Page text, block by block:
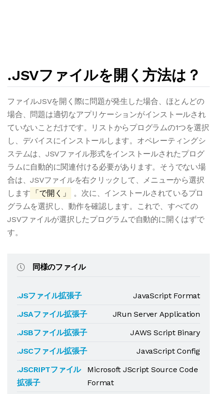
.JSVファイルを開く方法は？
ファイルJSVを開く際に問題が発生した場合、ほとんどの
場合、問題は適切なアプリケーションがインストールされ
ていないことだけです。リストからプログラムの1つを選択
し、デバイスにインストールします。オペレーティングシ
ステムは、JSVファイル形式をインストールされたプログ
ラムに自動的に関連付ける必要があります。そうでない場
合は、JSVファイルを右クリックして、メニューから選択
します
「で開く」
。次に、インストールされているプロ
グラムを選択し、動作を確認します。これで、すべての
JSVファイルが選択したプログラムで自動的に開くはずで
す。
同様のファイル
.JSファイル拡張子
JavaScript Format
.JSAファイル拡張子
JRun Server Application
.JSBファイル拡張子
JAWS Script Binary
.JSCファイル拡張子
JavaScript Config
.JSCRIPTファイル
拡張子
Microsoft JScript Source Code
Format